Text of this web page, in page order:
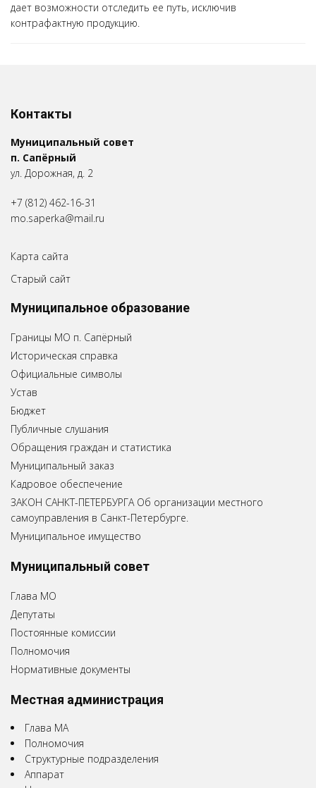
дает возможности отследить ее путь, исключив
контрафактную продукцию.
Контакты
Муниципальный совет
п. Сапёрный
ул. Дорожная, д. 2
+7 (812) 462-16-31
mo.saperka@mail.ru
Карта сайта
Старый сайт
Муниципальное образование
Границы МО п. Сапёрный
Историческая справка
Официальные символы
Устав
Бюджет
Публичные слушания
Обращения граждан и статистика
Муниципальный заказ
Кадровое обеспечение
ЗАКОН САНКТ-ПЕТЕРБУРГА Об организации местного
самоуправления в Санкт-Петербурге.
Муниципальное имущество
Муниципальный совет
Глава МО
Депутаты
Постоянные комиссии
Полномочия
Нормативные документы
Местная администрация
Глава МА
Полномочия
Структурные подразделения
Аппарат